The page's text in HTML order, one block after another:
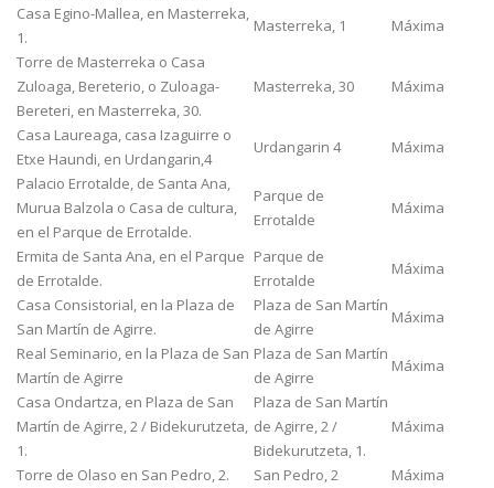
Casa Egino-Mallea, en Masterreka,
1.
Masterreka, 1
Máxima
Torre de Masterreka o Casa
Zuloaga, Bereterio, o Zuloaga-
Bereteri, en Masterreka, 30.
Masterreka, 30 Máxima
Casa Laureaga, casa Izaguirre o
Etxe Haundi, en Urdangarin,4
Urdangarin 4
Máxima
Palacio Errotalde, de Santa Ana,
Murua Balzola o Casa de cultura,
en el Parque de Errotalde.
Parque de
Errotalde
Máxima
Ermita de Santa Ana, en el Parque
de Errotalde.
Parque de
Errotalde
Máxima
Casa Consistorial, en la Plaza de
San Martín de Agirre.
Plaza de San Martín
de Agirre
Máxima
Real Seminario, en la Plaza de San
Martín de Agirre
Plaza de San Martín
de Agirre
Máxima
Casa Ondartza, en Plaza de San
Martín de Agirre, 2 / Bidekurutzeta,
1.
Plaza de San Martín
de Agirre, 2 /
Bidekurutzeta, 1.
Máxima
Torre de Olaso en San Pedro, 2. San Pedro, 2
Máxima